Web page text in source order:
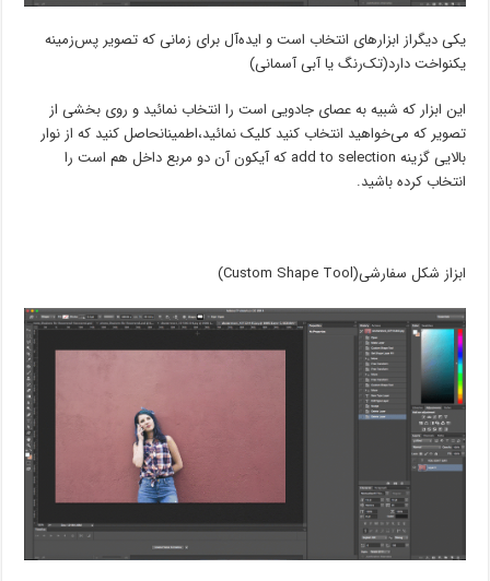
یکی دیگراز ابزارهای انتخاب است و ایده‌آل برای زمانی که تصویر پس‌زمینه
یکنواخت دارد(تک‌رنگ یا آبی آسمانی)
این ابزار که شبیه به عصای جادویی است را انتخاب نمائید و روی بخشی از
تصویر که می‌خواهید انتخاب کنید کلیک نمائید،اطمینانحاصل کنید که از نوار
بالایی گزینه add to selection که آیکون آن دو مربع داخل هم است را
انتخاب کرده باشید.
ابزاز شکل سفارشی(Custom Shape Tool)